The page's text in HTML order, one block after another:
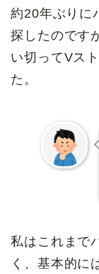
約20年ぶりに
探したのです
い切ってVス
た。
私はこれまで
く、基本的に